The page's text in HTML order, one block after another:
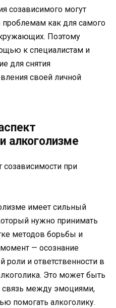
созависимого могут
как для самого
Поэтому
к специалистам и
для снятия
своей личной
алкоголизме
имеет сильный
нужно принимать
методов борьбы и
— осознание
и ответственности в
Это может быть
связь между эмоциями,
помогать алкоголику.